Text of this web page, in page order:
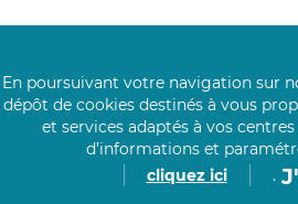
personnes handicapées, personnes
réduite au domicile des personnes ou en
soignantes et auxiliaires de vie accompagnent
France pour les gestes et actes essentiels de la
maintien à domicile ? Nos auxiliaires de vie
En poursuivant votre navigation sur
dépôt de cookies destinés à vous
et services adaptés à vos centres
d’informations et
cliquez ici
.